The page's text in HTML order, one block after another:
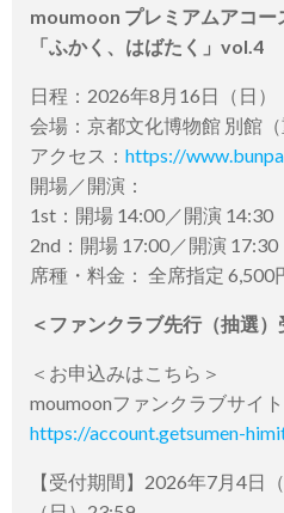
moumoon プレミアムアコー
「ふかく、はばたく」vol.4
日程：2026年8月16日（日）
会場：京都⽂化博物館 別館（
アクセス： https://
開場／開演：
1st：開場 14:00／開演 14:30
2nd：開場 17:00／開演 17:30
席種・料金： 全席指定 6,500
＜ファンクラブ先行（抽選）
＜お申込みはこちら＞
moumoonファンクラブサイ
https://account.getsumen-
【受付期間】2026年7⽉4⽇